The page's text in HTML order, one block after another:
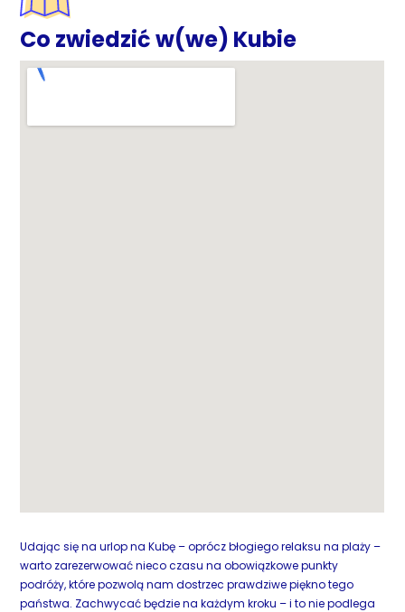
Co zwiedzić w(we) Kubie
Udając się na urlop na Kubę – oprócz błogiego relaksu na plaży –
warto zarezerwować nieco czasu na obowiązkowe punkty
podróży, które pozwolą nam dostrzec prawdziwe piękno tego
państwa. Zachwycać będzie na każdym kroku – i to nie podlega